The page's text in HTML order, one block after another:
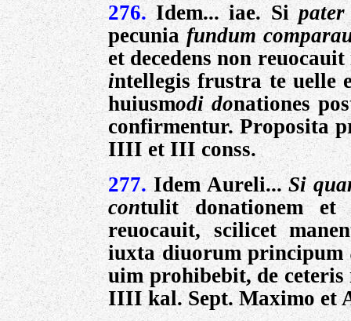
276. Idem... iae. Si
pecunia fundum
et decedens non
intellegis frustra te uelle
huiusmodi donationes
confirmentur. Proposita
IIII et III conss.
277. Idem Aureli...Si
contulit donationem et
reuocauit, scilicet
iuxta diuorum principum
uim prohibebit, de ceteris
IIII kal. Sept. Maximo et